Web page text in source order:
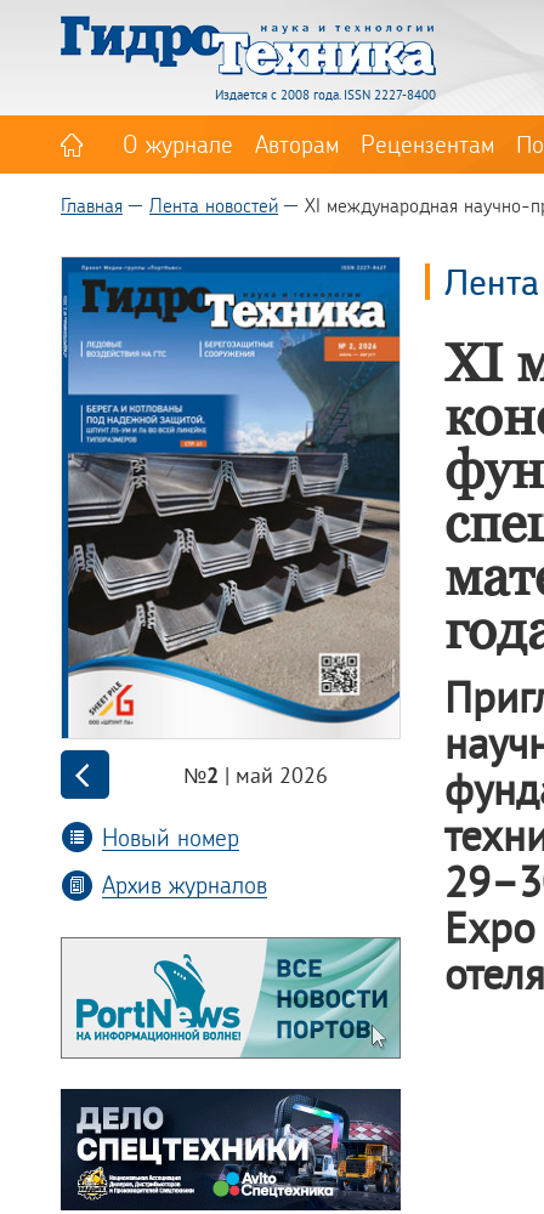
Издается с 2008 года. ISSN 2227-8400
О журнале Авторам Рецензентам
Главная Лента новостей XI международная научно-
№2 | май 2026
Новый номер
Архив журналов
XI